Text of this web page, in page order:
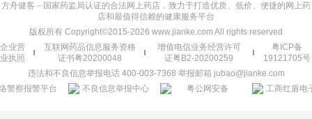
方舟健客－国家药监局认证的合法网上药店，致力于打造优质、低价、便捷的网上药
店和最值得信赖的健康服务平台
版权所有 Copyright©2015-2026 www.jianke.com All rights reserved
企业营
业执照
互联网药品信息服务资格
证书粤20200048
增值电信业务经营许可
证粤B2-20200259
粤ICP备
19121705号
违法和不良信息举报电话 400-003-7368 举报邮箱 jubao@jianke.com